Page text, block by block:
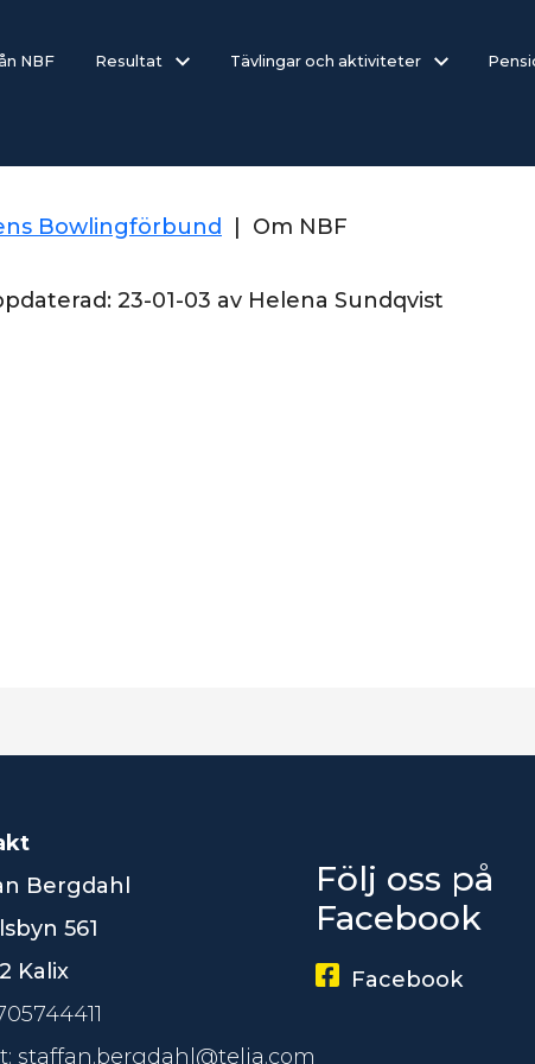
NBF Resultat Tävlingar och aktiviteter
Bowlingförbund Om NBF
23-01-03 av Helena Sundqvist
Bergdahl
561
Kalix
staffan.bergdahl@telia.com
Följ oss på
Facebook
Facebook